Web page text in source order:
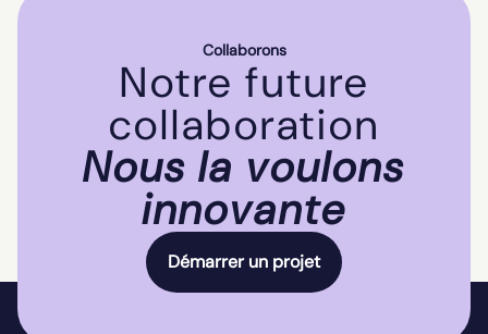
Collaborons
Notre future
collaboration
Nous la voulons
innovante
Démarrer un projet